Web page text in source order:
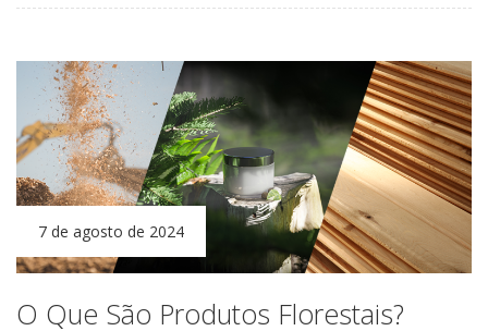
7 de agosto de 2024
O Que São Produtos Florestais?